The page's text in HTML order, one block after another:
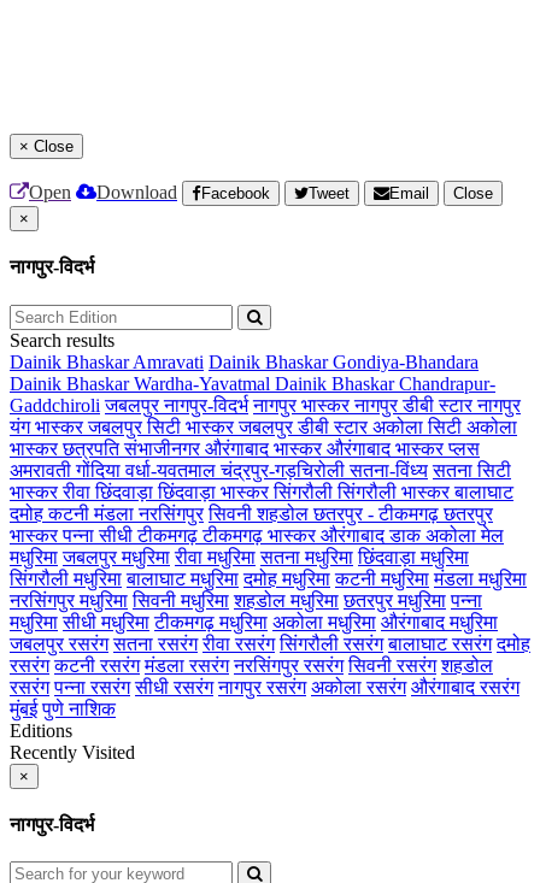
× Close
Open Download Facebook Tweet Email
Close
×
नागपुर-विदर्भ
Search results
Dainik Bhaskar Amravati Dainik Bhaskar Gondiya-Bhandara
Dainik Bhaskar Wardha-Yavatmal Dainik Bhaskar Chandrapur-
Gaddchiroli जबलपुरनागपुर-विदर्भ नागपुर भास्करनागपुर डीबी स्टारनागपुर
यंग भास्करजबलपुर सिटी भास्करजबलपुर डीबी स्टारअकोला सिटी अकोला
भास्करछत्रपति संभाजीनगरऔरंगाबाद भास्करऔरंगाबाद भास्कर प्लस
अमरावतीगोंदियावर्धा-यवतमालचंद्रपुर-गड़चिरोलीसतना-विंध्य सतना सिटी
भास्कररीवाछिंदवाड़ाछिंदवाड़ा भास्करसिंगरौलीसिंगरौली भास्करबालाघाट
दमोहकटनीमंडलानरसिंगपुर सिवनीशहडोलछतरपुर - टीकमगढ़छतरपुर
भास्करपन्नासीधीटीकमगढ़टीकमगढ़ भास्करऔरंगाबाद डाकअकोला मेल
मधुरिमा जबलपुर मधुरिमा रीवा मधुरिमा सतना मधुरिमा छिंदवाड़ा मधुरिमा
सिंगरौली मधुरिमा बालाघाट मधुरिमा दमोह मधुरिमा कटनी मधुरिमा मंडला मधुरिमा
नरसिंगपुर मधुरिमा सिवनी मधुरिमा शहडोल मधुरिमा छतरपुर मधुरिमा पन्ना
मधुरिमा सीधी मधुरिमा टीकमगढ़ मधुरिमा अकोला मधुरिमा औरंगाबाद मधुरिमा
जबलपुर रसरंग सतना रसरंग रीवा रसरंग सिंगरौली रसरंग बालाघाट रसरंग दमोह
रसरंग कटनी रसरंग मंडला रसरंग नरसिंगपुर रसरंग सिवनी रसरंग शहडोल
रसरंग पन्ना रसरंग सीधी रसरंग नागपुर रसरंग अकोला रसरंग औरंगाबाद रसरंग
मुंबई पुणेनाशिक
Editions
Recently Visited
×
नागपुर-विदर्भ